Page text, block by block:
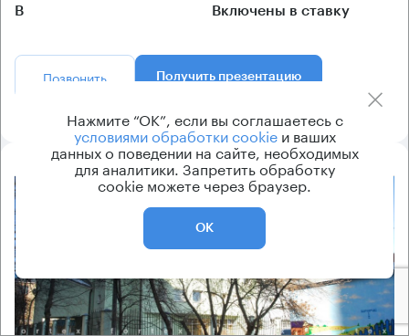
B Включены в ставку
Позвонить Получить презентацию
Нажмите “ОК”, если вы соглашаетесь с
условиями обработки cookieи ваших
данных о поведении на сайте, необходимых
для аналитики. Запретить обработку
cookie можете через браузер.
ОК